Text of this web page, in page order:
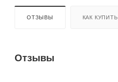
ОТЗЫВЫ КАК КУПИТЬ
Отзывы